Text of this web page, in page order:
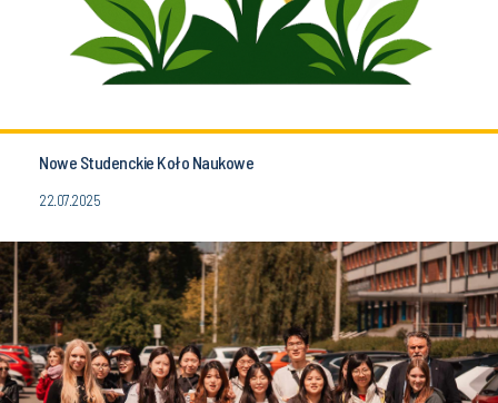
Nowe Studenckie Koło Naukowe
22.07.2025